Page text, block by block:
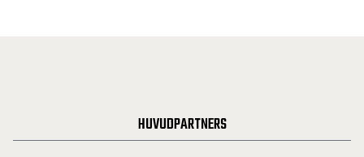
HUVUDPARTNERS